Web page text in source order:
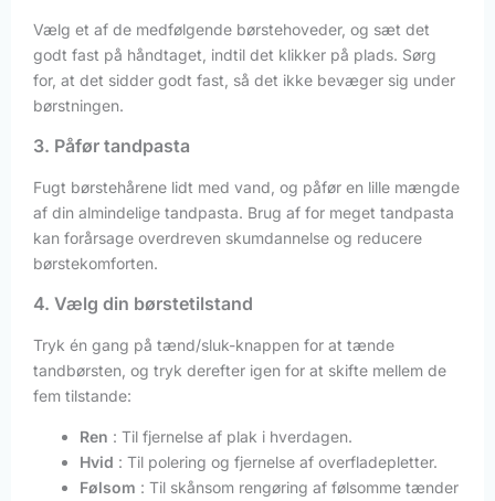
Vælg et af de medfølgende børstehoveder, og sæt det
godt fast på håndtaget, indtil det klikker på plads. Sørg
for, at det sidder godt fast, så det ikke bevæger sig under
børstningen.
3. Påfør tandpasta
Fugt børstehårene lidt med vand, og påfør en lille mængde
af din almindelige tandpasta. Brug af for meget tandpasta
kan forårsage overdreven skumdannelse og reducere
børstekomforten.
4. Vælg din børstetilstand
Tryk én gang på tænd/sluk-knappen for at tænde
tandbørsten, og tryk derefter igen for at skifte mellem de
fem tilstande:
Ren : Til fjernelse af plak i hverdagen.
Hvid : Til polering og fjernelse af overfladepletter.
Følsom : Til skånsom rengøring af følsomme tænder